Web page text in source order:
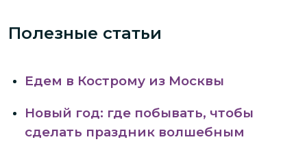
Полезные статьи
Едем в Кострому из Москвы
Новый год: где побывать, чтобы
сделать праздник волшебным